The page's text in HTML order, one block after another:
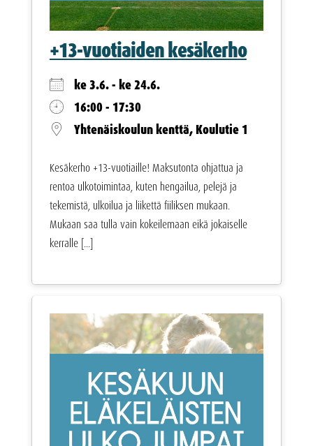
+13-vuotiaiden kesäkerho
ke 3.6. - ke 24.6.
16:00 - 17:30
Yhtenäiskoulun kenttä, Koulutie 1
Kesäkerho +13-vuotiaille! Maksutonta ohjattua ja
rentoa ulkotoimintaa, kuten hengailua, pelejä ja
tekemistä, ulkoilua ja liikettä fiiliksen mukaan.
Mukaan saa tulla vain kokeilemaan eikä jokaiselle
kerralle [...]